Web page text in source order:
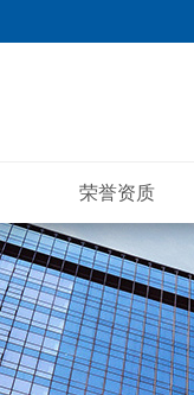
荣誉资质